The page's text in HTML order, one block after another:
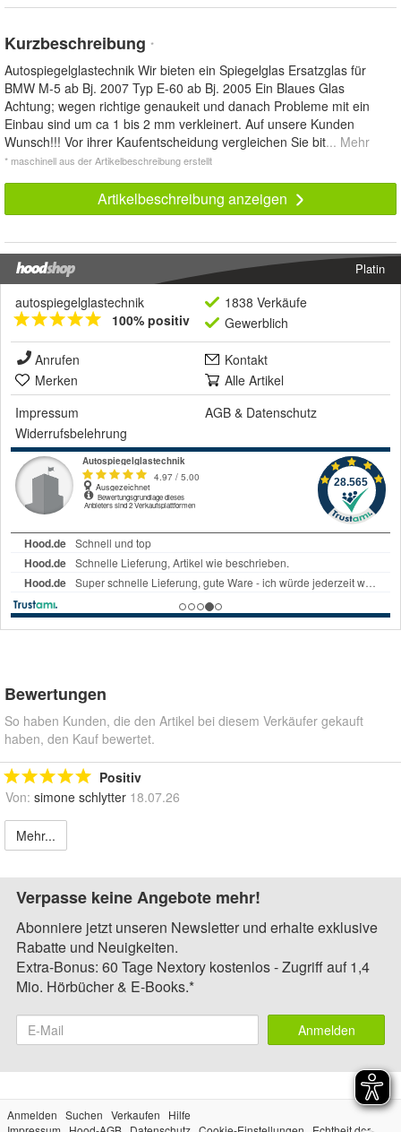
Kurzbeschreibung *
Autospiegelglastechnik Wir bieten ein Spiegelglas Ersatzglas für
BMW M-5 ab Bj. 2007 Typ E-60 ab Bj. 2005 Ein Blaues Glas
Achtung; wegen richtige genaukeit und danach Probleme mit ein
Einbau sind um ca 1 bis 2 mm verkleinert. Auf unsere Kunden
Wunsch!!! Vor ihrer Kaufentscheidung vergleichen Sie bit... Mehr
* maschinell aus der Artikelbeschreibung erstellt
Artikelbeschreibung anzeigen
Platin
autospiegelglastechnik
100% positiv
1838 Verkäufe
Gewerblich
Anrufen
Kontakt
Merken
Alle Artikel
Impressum
AGB & Datenschutz
Widerrufsbelehrung
Bewertungen
So haben Kunden, die den Artikel bei diesem Verkäufer gekauft
haben, den Kauf bewertet.
Positiv
Von: simone schlytter 18.07.26
Mehr...
Verpasse keine Angebote mehr!
Abonniere jetzt unseren Newsletter und erhalte exklusive
Rabatte und Neuigkeiten.
Extra-Bonus: 60 Tage Nextory kostenlos - Zugriff auf 1,4
Mio. Hörbücher & E-Books.*
Anmelden
Anmelden Suchen Verkaufen
Hilfe